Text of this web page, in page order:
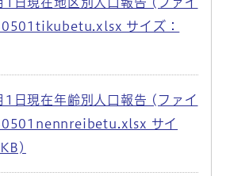
サイズ：
1日現在年齢別人口報告 (ファイ
サイ